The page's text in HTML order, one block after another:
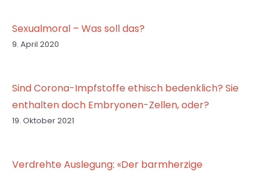
Sexualmoral – Was soll das?
9. April 2020
Sind Corona-Impfstoffe ethisch bedenklich? Sie
enthalten doch Embryonen-Zellen, oder?
19. Oktober 2021
Verdrehte Auslegung: «Der barmherzige